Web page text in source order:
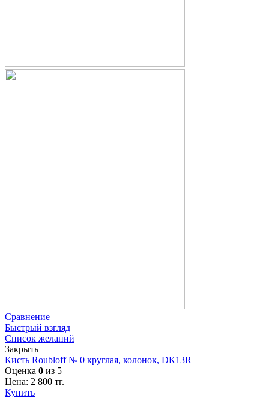
Сравнение
Быстрый взгляд
Список желаний
Закрыть
Кисть Roubloff № 0 круглая, колонок, DК13R
Оценка 0 из 5
Цена: 2 800 тг.
Купить